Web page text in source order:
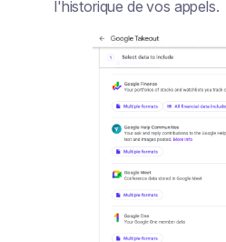
l'historique de vos appels.